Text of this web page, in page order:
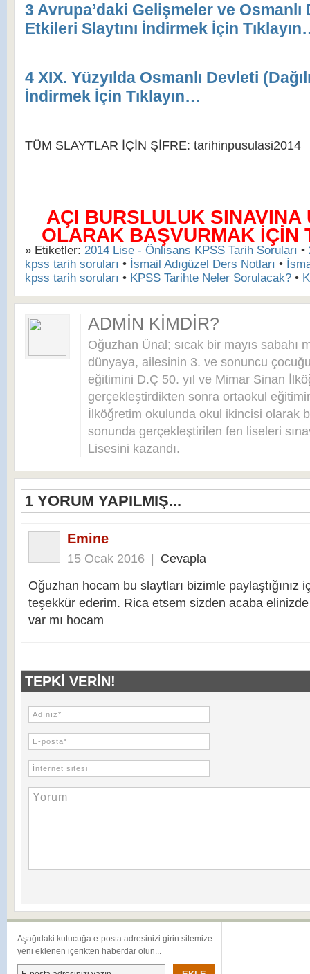
3 Avrupa’daki Gelişmeler ve Osmanlı
Etkileri Slaytını İndirmek İçin
4 XIX. Yüzyılda Osmanlı Devleti
İndirmek İçin Tıklayın…
TÜM SLAYTLAR İÇİN ŞİFRE: tarihinpusulasi2014
AÇI BURSLULUK SINAVINA
OLARAK BAŞVURMAK İÇİN
» Etiketler: 2014 Lise - Önlisans KPSS Tarih Soruları •
kpss tarih soruları • İsmail Adıgüzel Ders Notları •
kpss tarih soruları • KPSS Tarihte Neler Sorulacak? •
ADMIN KIMDIR?
Oğuzhan Ünal; sıcak bir mayıs sabahı
dünyaya, ailesinin 3. ve sonuncu
eğitimini D.Ç 50. yıl ve Mimar Sinan
gerçekleştirdikten sonra ortaokul
İlköğretim okulunda okul ikincisi olarak
sonunda gerçekleştirilen fen liseleri
Lisesini kazandı.
1 YORUM YAPILMIŞ...
Emine
15 Ocak 2016 | Cevapla
Oğuzhan hocam bu slaytları bizimle paylaştığınız
teşekkür ederim. Rica etsem sizden acaba
var mı hocam
TEPKI VERIN!
Aşağıdaki kutucuğa e-posta adresinizi girin sitemize
yeni eklenen içerikten haberdar olun...